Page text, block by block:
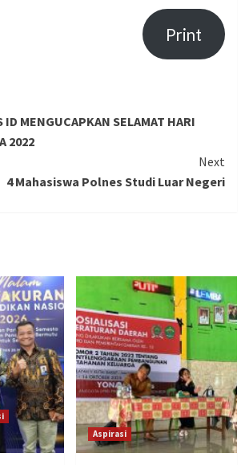
Print
ID MENGUCAPKAN SELAMAT HARI
2022
Next
4 Mahasiswa Polnes Studi Luar Negeri
Aspirasi